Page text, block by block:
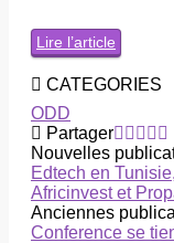
Lire l’article
CATEGORIES
ODD
Partager
Nouvelles
Edtech en
Africinvest et
Anciennes
Conference se